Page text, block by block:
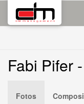
Fabi Pifer
Fotos